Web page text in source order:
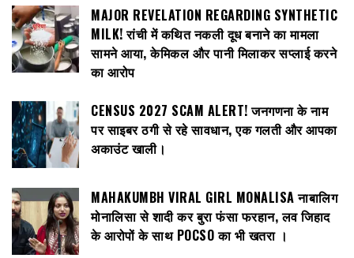
MAJOR REVELATION REGARDING SYNTHETIC
MILK! रांची में कथित नकली दूध बनाने का मामला
सामने आया, केमिकल और पानी मिलाकर सप्लाई करने
का आरोप
CENSUS 2027 SCAM ALERT! जनगणना के नाम
पर साइबर ठगी से रहे सावधान, एक गलती और आपका
अकाउंट खाली।
MAHAKUMBH VIRAL GIRL MONALISA नाबालिग
मोनालिसा से शादी कर बुरा फंसा फरहान, लव जिहाद
के आरोपों के साथ POCSO का भी खतरा ।